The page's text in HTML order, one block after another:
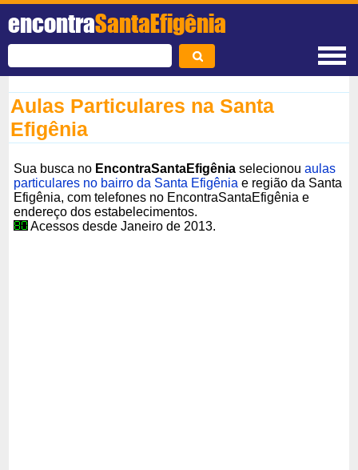
encontraSantaEfigênia
Aulas Particulares na Santa
Efigênia
Sua busca no EncontraSantaEfigênia selecionouaulas
particulares no bairro da Santa Efigênia e região da Santa
Efigênia, com telefones no EncontraSantaEfigênia e
endereço dos estabelecimentos.
Acessos desde Janeiro de 2013.